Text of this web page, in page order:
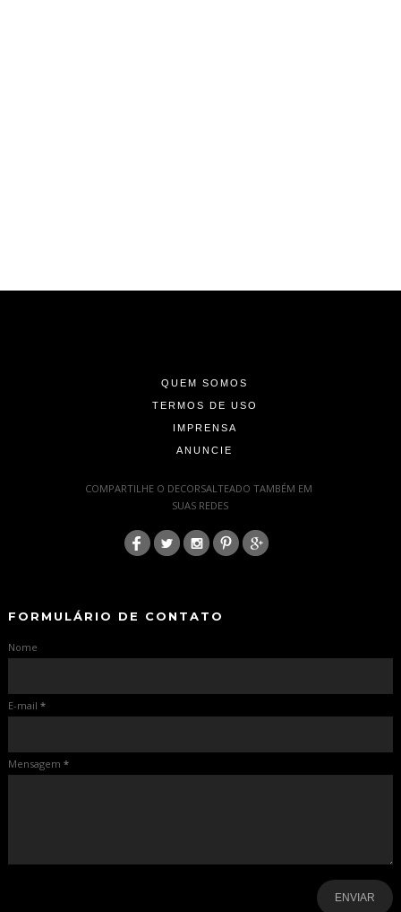
QUEM SOMOS
TERMOS DE USO
IMPRENSA
ANUNCIE
COMPARTILHE O DECORSALTEADO TAMBÉM EM
SUAS REDES
FORMULÁRIO DE CONTATO
Nome
E-mail *
Mensagem *